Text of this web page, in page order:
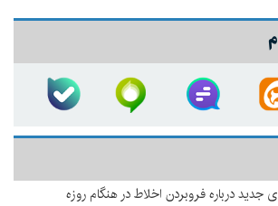
جدید درباره فروبردن اخلاط در هنگام روزه